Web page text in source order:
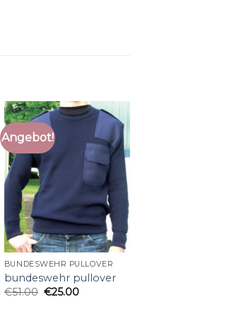
Angebot!
BUNDESWEHR PULLOVER
bundeswehr pullover
€51.00 €25.00